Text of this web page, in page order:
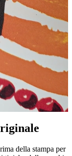
della stampa per